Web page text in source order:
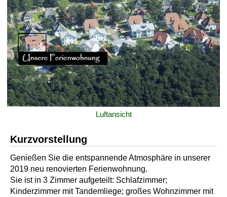
Luftansicht
Kurzvorstellung
Genießen Sie die entspannende Atmosphäre in unserer
2019 neu renovierten Ferienwohnung.
Sie ist in 3 Zimmer aufgeteilt: Schlafzimmer;
Kinderzimmer mit Tandemliege; großes Wohnzimmer mit